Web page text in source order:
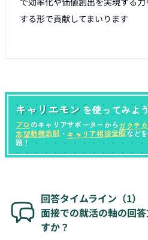
する形で貢献してまいります
キャリエモン を使ってみよう
プロ のキャリアサポーターからガクチ
志望動機添削 ・キャリア相談全般などを
題！
回答タイムライン（1）
面接での就活の軸の回
すか？